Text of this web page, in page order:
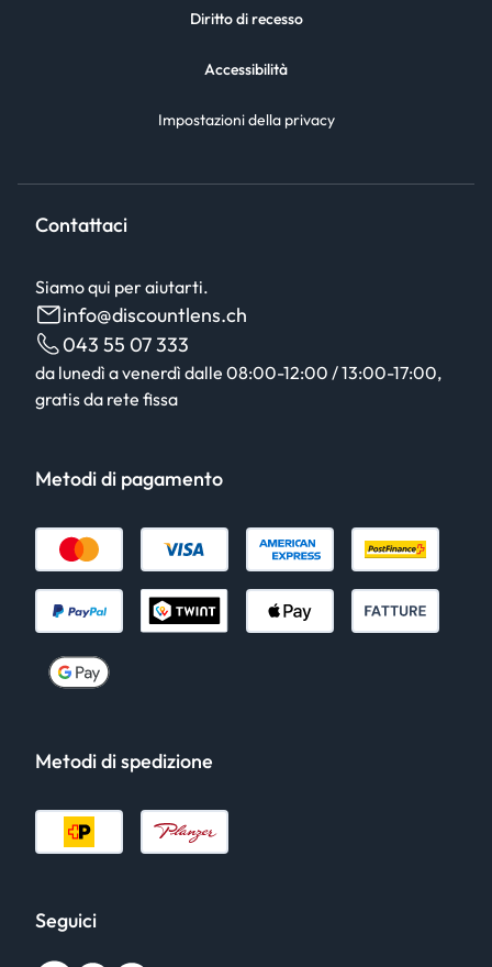
Diritto di recesso
Accessibilità
Impostazioni della privacy
Contattaci
Siamo qui per aiutarti.
info@discountlens.ch
043 55 07 333
da lunedì a venerdì dalle 08:00-12:00 / 13:00-17:00,
gratis da rete fissa
Metodi di pagamento
Metodi di spedizione
Seguici